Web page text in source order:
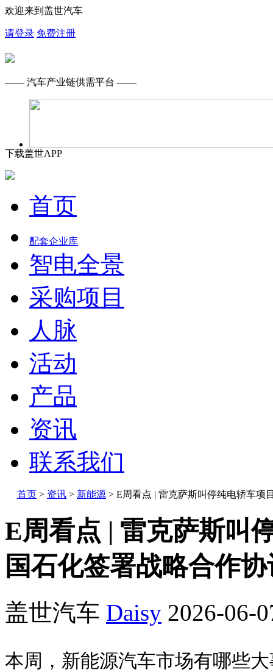
欢迎来到盖世汽车
请登录 免费注册
—— 汽车产业链供需平台 ——
下载盖世APP
首页
配套企业库
智电全景
采购项目
人脉
活动
产品
资讯
联系我们
首页 > 资讯 > 新能源 > E周看点 | 雷克萨斯叫停纯电轿车项
E周看点 | 雷克萨斯叫
国石化签署战略合作
盖世汽车 Daisy 2026-06-
本周，新能源汽车市场有哪些